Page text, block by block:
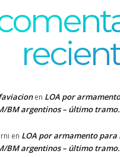
en LOA por
BM argentinos – último tramo.
en LOA por armamento para
BM argentinos – último tramo.